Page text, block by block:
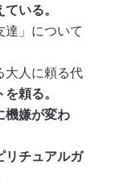
いる。
」について
大人に頼る代
頼る。
機嫌が変わ
リチュアルガ